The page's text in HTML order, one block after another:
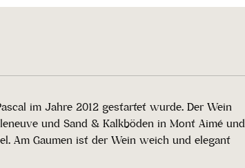
im Jahre 2012 gestartet wurde. Der Wein
und Sand & Kalkböden in Mont Aimé und
Am Gaumen ist der Wein weich und elegant